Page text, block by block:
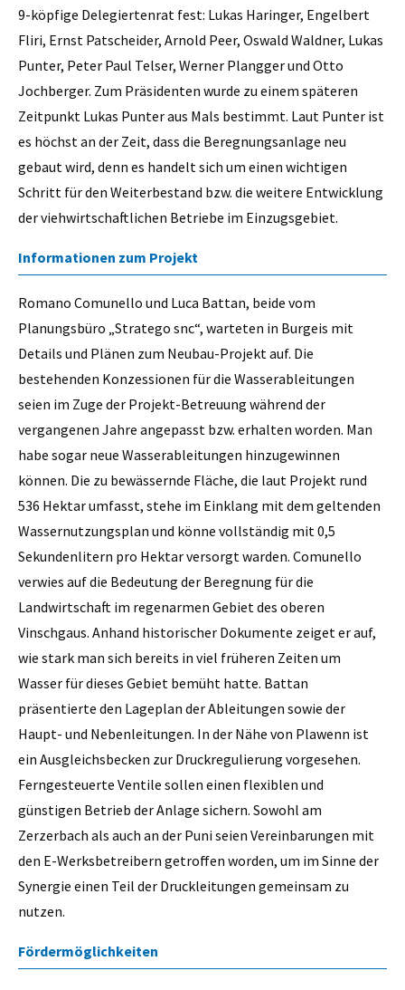
9-köpfige Delegiertenrat fest: Lukas Haringer, Engelbert
Fliri, Ernst Patscheider, Arnold Peer, Oswald Waldner, Lukas
Punter, Peter Paul Telser, Werner Plangger und Otto
Jochberger. Zum Präsidenten wurde zu einem späteren
Zeitpunkt Lukas Punter aus Mals bestimmt. Laut Punter ist
es höchst an der Zeit, dass die Beregnungsanlage neu
gebaut wird, denn es handelt sich um einen wichtigen
Schritt für den Weiterbestand bzw. die weitere Entwicklung
der viehwirtschaftlichen Betriebe im Einzugsgebiet.
Informationen zum Projekt
Romano Comunello und Luca Battan, beide vom
Planungsbüro „Stratego snc“, warteten in Burgeis mit
Details und Plänen zum Neubau-Projekt auf. Die
bestehenden Konzessionen für die Wasserableitungen
seien im Zuge der Projekt-Betreuung während der
vergangenen Jahre angepasst bzw. erhalten worden. Man
habe sogar neue Wasserableitungen hinzugewinnen
können. Die zu bewässernde Fläche, die laut Projekt rund
536 Hektar umfasst, stehe im Einklang mit dem geltenden
Wassernutzungsplan und könne vollständig mit 0,5
Sekundenlitern pro Hektar versorgt warden. Comunello
verwies auf die Bedeutung der Beregnung für die
Landwirtschaft im regenarmen Gebiet des oberen
Vinschgaus. Anhand historischer Dokumente zeiget er auf,
wie stark man sich bereits in viel früheren Zeiten um
Wasser für dieses Gebiet bemüht hatte. Battan
präsentierte den Lageplan der Ableitungen sowie der
Haupt- und Nebenleitungen. In der Nähe von Plawenn ist
ein Ausgleichsbecken zur Druckregulierung vorgesehen.
Ferngesteuerte Ventile sollen einen flexiblen und
günstigen Betrieb der Anlage sichern. Sowohl am
Zerzerbach als auch an der Puni seien Vereinbarungen mit
den E-Werksbetreibern getroffen worden, um im Sinne der
Synergie einen Teil der Druckleitungen gemeinsam zu
nutzen.
Fördermöglichkeiten